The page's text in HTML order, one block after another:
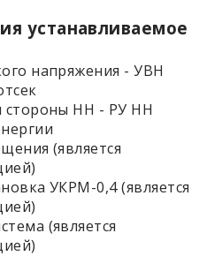
устанавливаемое
напряжения - УВН
стороны НН - РУ НН
(является
УКРМ-0,4 (является
(является